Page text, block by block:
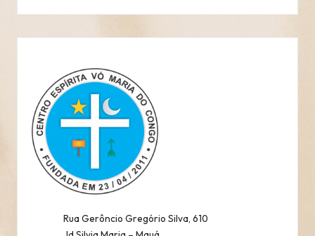
Rua Gerôncio Gregório Silva, 610